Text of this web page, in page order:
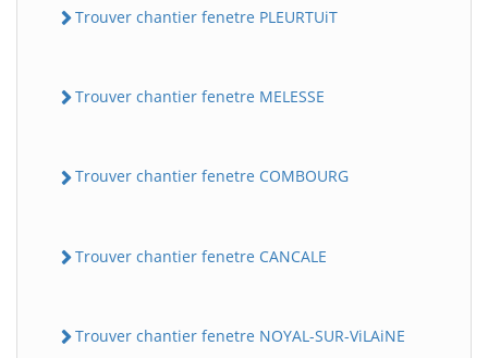
Trouver chantier fenetre PLEURTUiT
Trouver chantier fenetre MELESSE
Trouver chantier fenetre COMBOURG
Trouver chantier fenetre CANCALE
Trouver chantier fenetre NOYAL-SUR-ViLAiNE